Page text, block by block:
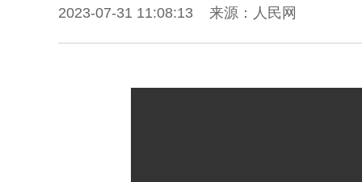
2023-07-31 11:08:13 来源：人民网